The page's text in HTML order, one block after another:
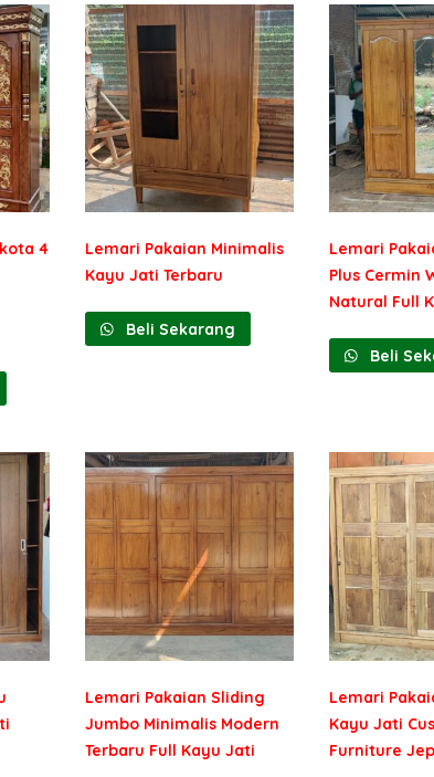
4
Lemari Pakaian Minimalis
Kayu Jati Terbaru
Beli Sekarang
Lemari
Plus Cermin
Natural Full
Beli
Lemari Pakaian Sliding
Jumbo Minimalis Modern
Terbaru Full Kayu Jati
Lemari
Kayu Jati
Furniture